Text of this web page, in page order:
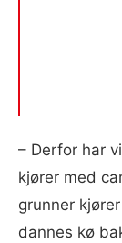
– Derfor har
kjører med
grunner
dannes kø